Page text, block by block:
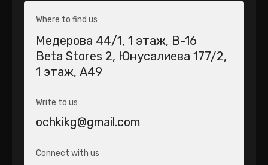
Where to find us
Медерова 44/1​, 1 этаж, В-16
Beta Stores 2​, Юнусалиева 177/2,
1 этаж, А49
Write to us
ochkikg@gmail.com
Connect with us